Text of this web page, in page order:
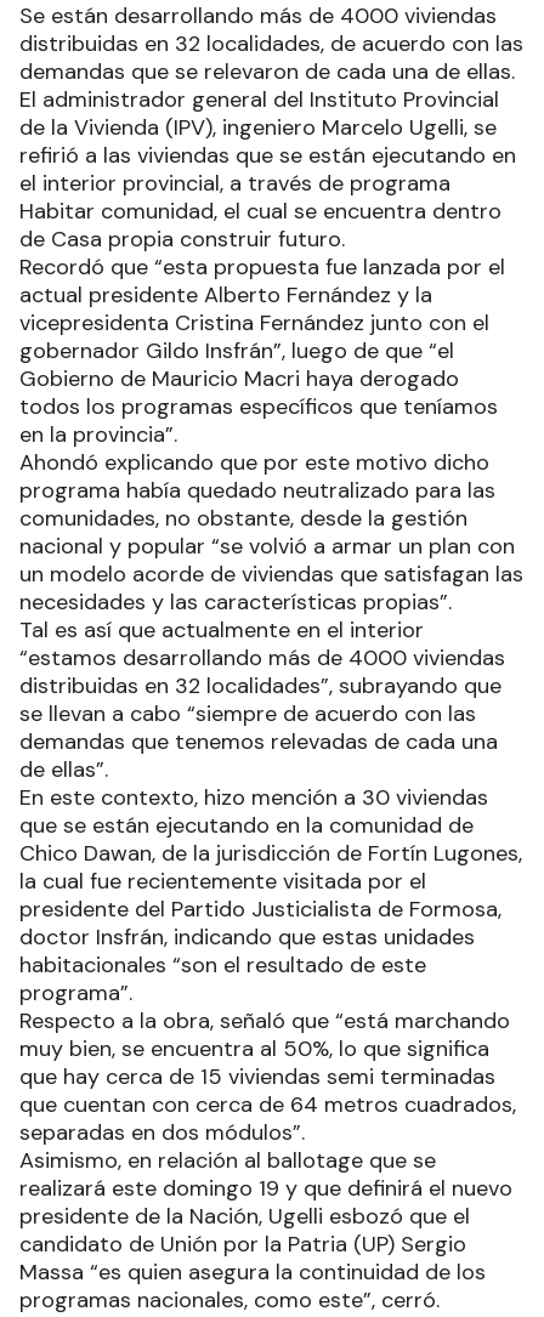
Se están desarrollando más de 4000 viviendas
distribuidas en 32 localidades, de acuerdo con las
demandas que se relevaron de cada una de ellas.
El administrador general del Instituto Provincial
de la Vivienda (IPV), ingeniero Marcelo Ugelli, se
refirió a las viviendas que se están ejecutando en
el interior provincial, a través de programa
Habitar comunidad, el cual se encuentra dentro
de Casa propia construir futuro.
Recordó que “esta propuesta fue lanzada por el
actual presidente Alberto Fernández y la
vicepresidenta Cristina Fernández junto con el
gobernador Gildo Insfrán”, luego de que “el
Gobierno de Mauricio Macri haya derogado
todos los programas específicos que teníamos
en la provincia”.
Ahondó explicando que por este motivo dicho
programa había quedado neutralizado para las
comunidades, no obstante, desde la gestión
nacional y popular “se volvió a armar un plan con
un modelo acorde de viviendas que satisfagan las
necesidades y las características propias”.
Tal es así que actualmente en el interior
“estamos desarrollando más de 4000 viviendas
distribuidas en 32 localidades”, subrayando que
se llevan a cabo “siempre de acuerdo con las
demandas que tenemos relevadas de cada una
de ellas”.
En este contexto, hizo mención a 30 viviendas
que se están ejecutando en la comunidad de
Chico Dawan, de la jurisdicción de Fortín Lugones,
la cual fue recientemente visitada por el
presidente del Partido Justicialista de Formosa,
doctor Insfrán, indicando que estas unidades
habitacionales “son el resultado de este
programa”.
Respecto a la obra, señaló que “está marchando
muy bien, se encuentra al 50%, lo que significa
que hay cerca de 15 viviendas semi terminadas
que cuentan con cerca de 64 metros cuadrados,
separadas en dos módulos”.
Asimismo, en relación al ballotage que se
realizará este domingo 19 y que definirá el nuevo
presidente de la Nación, Ugelli esbozó que el
candidato de Unión por la Patria (UP) Sergio
Massa “es quien asegura la continuidad de los
programas nacionales, como este”, cerró.